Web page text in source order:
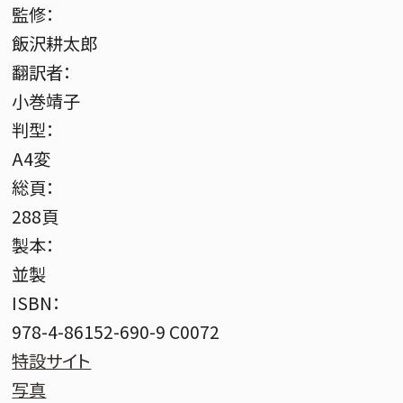
監修：
飯沢耕太郎
翻訳者：
小巻靖子
判型：
A4変
総頁：
288頁
製本：
並製
ISBN：
978-4-86152-690-9 C0072
特設サイト
写真